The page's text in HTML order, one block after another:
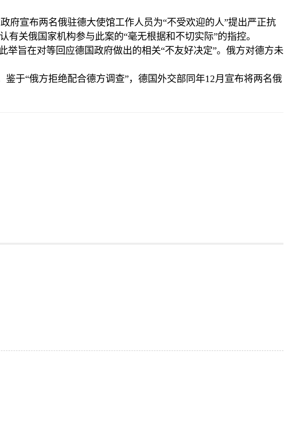
府宣布两名俄驻德大使馆工作人员为“不受欢迎的人”提出严正抗
关俄国家机构参与此案的“毫无根据和不切实际”的指控。
旨在对等回应德国政府做出的相关“不友好决定”。俄方对德方未
于“俄方拒绝配合德方调查”，德国外交部同年12月宣布将两名俄